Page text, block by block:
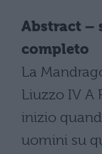
Abstract –
completo
La
Liuzzo IV A
inizio
uomini su